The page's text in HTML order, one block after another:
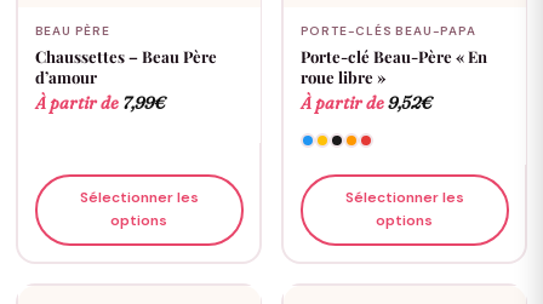
BEAU PÈRE
Chaussettes – Beau Père
d’amour
À partir de 7,99€
Sélectionner les
options
PORTE-CLÉS BEAU-PAPA
Porte-clé Beau-Père « En
roue libre »
À partir de9,52€
Sélectionner les
options